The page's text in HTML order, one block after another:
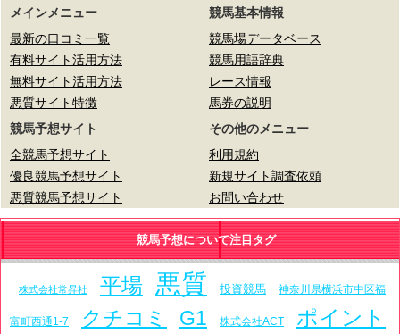
メインメニュー
最新の口コミ一覧
有料サイト活用方法
無料サイト活用方法
悪質サイト特徴
競馬基本情報
競馬場データベース
競馬用語辞典
レース情報
馬券の説明
競馬予想サイト
全競馬予想サイト
優良競馬予想サイト
悪質競馬予想サイト
その他のメニュー
利用規約
新規サイト調査依頼
お問い合わせ
競馬予想について注目タグ
株式会社常昇社 平場 悪質 投資競馬 神奈川県横浜市中区福
富町西通1-7 クチコミ G1 株式会社ACT
ポイント